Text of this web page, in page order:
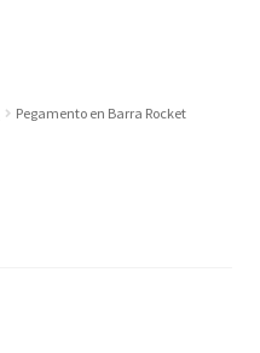
Pegamento en Barra Rocket